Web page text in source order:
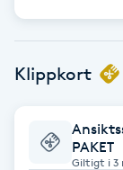
Brynformning
Brynfärgning
Klippkort
PAKET
Giltigt i 3